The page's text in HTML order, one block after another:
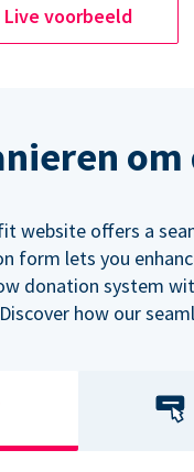
Live voorbeeld
website offers a
form lets you
donation system
how our